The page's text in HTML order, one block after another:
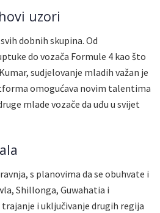
uzori
dobnih skupina. Od
do vozača Formule 4 kao što
sudjelovanje mladih važan je
omogućava novim talentima
mlade vozače da uđu u svijet
s planovima da se obuhvate i
Shillonga, Guwahatia i
i uključivanje drugih regija